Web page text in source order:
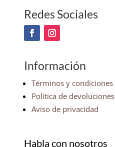
Redes Sociales
Información
Términos y condiciones
Política de devoluciones
Aviso de privacidad
Habla con nosotros